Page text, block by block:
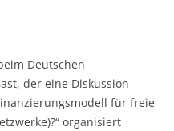
Deutschen
der eine Diskussion
für freie
organisiert